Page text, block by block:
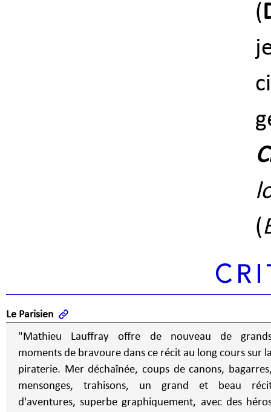
(
(
Le Parisien
"Mathieu Lauffray offre de nouveau de
moments de bravoure dans ce récit au long cours sur
piraterie. Mer déchaînée, coups de canons,
mensonges, trahisons, un grand et beau
d'aventures, superbe graphiquement, avec des